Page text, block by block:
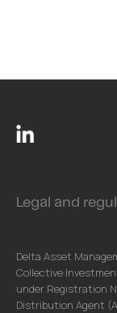
Legal and
Delta Asset
Collective
under Registration
Distribution Agent